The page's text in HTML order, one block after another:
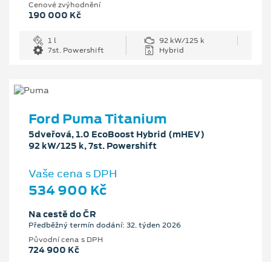
Cenové zvýhodnění
190 000 Kč
1 l
92 kW/125 k
7st. Powershift
Hybrid
Ford Puma Titanium
5dveřová, 1.0 EcoBoost Hybrid (mHEV)
92 kW/125 k, 7st. Powershift
Vaše cena s DPH
534 900 Kč
Na cestě do ČR
Předběžný termín dodání: 32. týden 2026
Původní cena s DPH
724 900 Kč